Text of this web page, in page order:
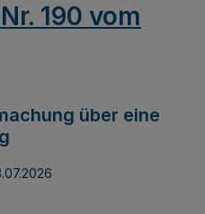
190 vom
über eine